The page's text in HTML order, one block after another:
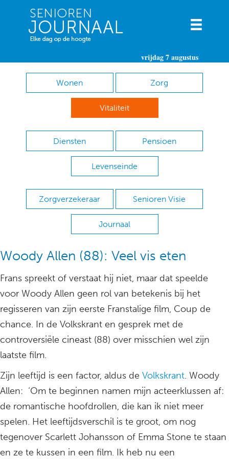
vrijdag 7 augustus
Wonen Zorg
Vitaliteit
Diensten Pensioen
Levenseinde
Zorgverzekeraar Senioren Visie
Journaal
Woody Allen (88): Veel vis eten
Frans spreekt of verstaat hij niet, maar dat speelde
voor Woody Allen geen rol van betekenis bij het
regisseren van zijn eerste Franstalige film, Coup de
chance. In de Volkskrant en gesprek met de
controversiële cineast (88) over misschien wel zijn
laatste film.
Zijn leeftijd is een factor, aldus de Volkskrant. Woody
Allen: ‘Om te beginnen namen mijn acteerklussen af:
de romantische hoofdrollen, die kan ik niet meer
spelen. Het leeftijdsverschil is te groot, om nog
tegenover Scarlett Johansson of Emma Stone te staan
en ze te kussen in een film. Ik heb nu een